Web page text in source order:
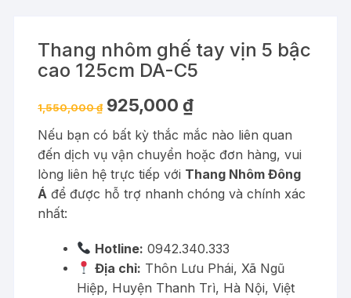
Thang nhôm ghế tay vịn 5 bậc
cao 125cm DA-C5
1,550,000₫ Giá
gốc
1,550,000 ₫.
925,000 ₫Giá
tại
là:
925,000 ₫.
Nếu bạn có bất kỳ thắc mắc nào liên quan
đến dịch vụ vận chuyển hoặc đơn hàng, vui
lòng liên hệ trực tiếp với Thang Nhôm Đông
Á để được hỗ trợ nhanh chóng và chính xác
nhất:
Hotline: 0942.340.333
Địa chỉ: Thôn Lưu Phái, Xã Ngũ
Hiệp, Huyện Thanh Trì, Hà Nội, Việt